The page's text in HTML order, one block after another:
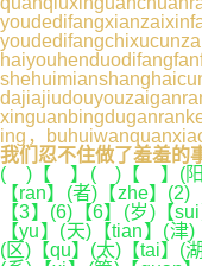
ing，
我们忍不住做了羞羞的
( )【 】( )【 】(阳)
【ran】(者)【zhe】
【3】(6)【6】(岁)【
【yu】(天)【tian】(津
(区)【qu】(太)【tai】(